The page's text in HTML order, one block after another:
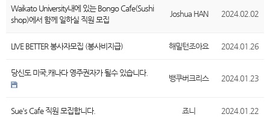
Waikato University내에 있는 Bongo Cafe(Sushi
shop)에서 함께 일하실 직원 모집
Joshua HAN 2024.02.02
LIVE BETTER 봉사자모집 (봉사비지급) 해밀턴조아요 2024.01.26
당신도 미국,캐나다 영주권자가 될수 있습니다.
뱅쿠버크리스 2024.01.23
Sue's Cafe 직원 모집합니다. 죠니 2024.01.22